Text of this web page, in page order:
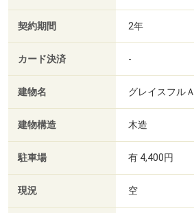
契約期間 2年
カード決済 -
建物名 グレイスフルＡ
建物構造 木造
駐車場 有 4,400円
現況 空